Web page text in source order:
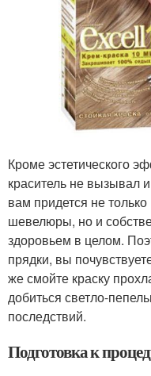
Кроме эстетического
краситель не вызывал
вам придется не
шевелюры, но и
здоровьем в целом.
прядки, вы
же смойте краску
добиться светло-
последствий.
Подготовка к